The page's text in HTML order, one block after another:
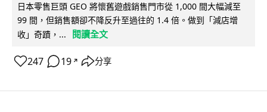
日本零售巨頭 GEO 將懷舊遊戲銷售門市從 1,000 間大幅減至
99 間，但銷售額卻不降反升至過往的 1.4 倍。做到「減店增
收」奇蹟，...
閱讀全文
247 19 ↗ 分享